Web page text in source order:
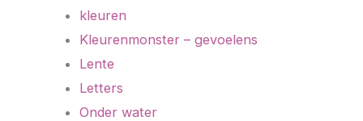
kleuren
Kleurenmonster – gevoelens
Lente
Letters
Onder water